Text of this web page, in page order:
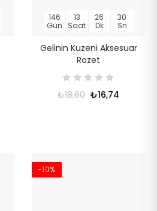
146
Gün
13
Saat
26
Dk
30
Sn
Gelinin Kuzeni Aksesuar
Rozet
₺18,60 ₺16,74
-10%